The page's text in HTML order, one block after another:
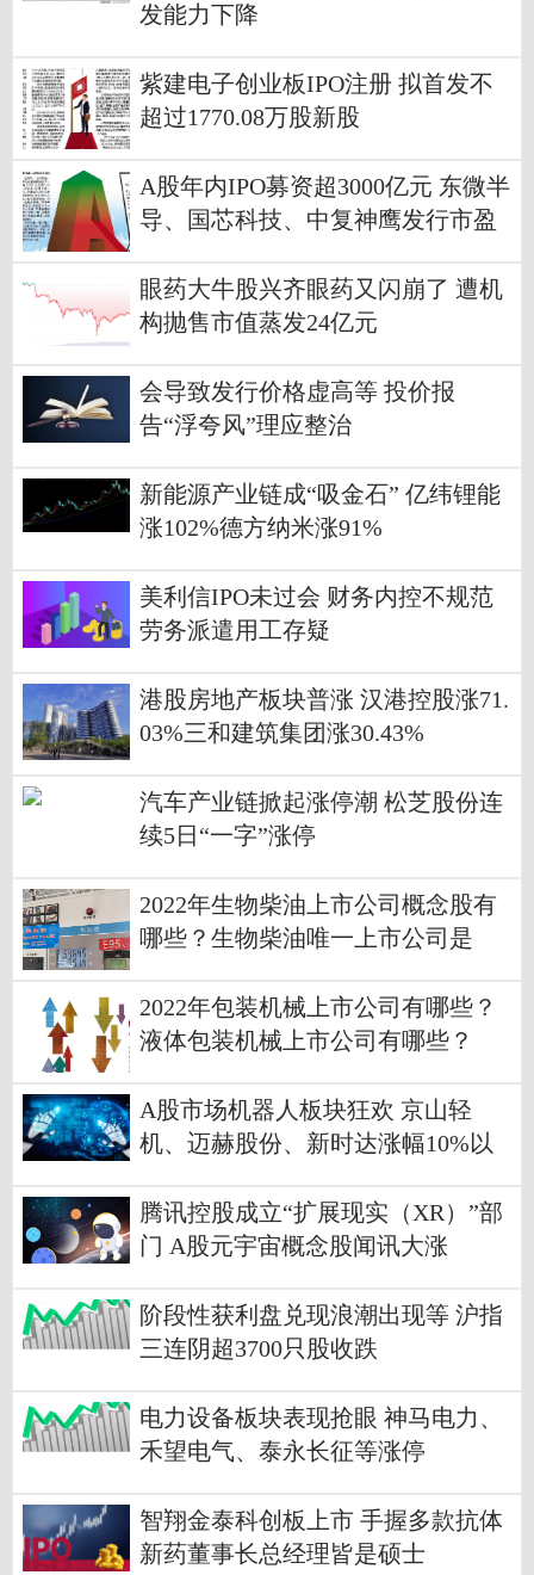
发能力下降
紫建电子创业板IPO注册 拟首发不
超过1770.08万股新股
A股年内IPO募资超3000亿元 东微半
导、国芯科技、中复神鹰发行市盈
眼药大牛股兴齐眼药又闪崩了 遭机
构抛售市值蒸发24亿元
会导致发行价格虚高等 投价报
告“浮夸风”理应整治
新能源产业链成“吸金石” 亿纬锂能
涨102%德方纳米涨91%
美利信IPO未过会 财务内控不规范
劳务派遣用工存疑
港股房地产板块普涨 汉港控股涨71.
03%三和建筑集团涨30.43%
汽车产业链掀起涨停潮 松芝股份连
续5日“一字”涨停
2022年生物柴油上市公司概念股有
哪些？生物柴油唯一上市公司是
2022年包装机械上市公司有哪些？
液体包装机械上市公司有哪些？
A股市场机器人板块狂欢 京山轻
机、迈赫股份、新时达涨幅10%以
腾讯控股成立“扩展现实（XR）”部
门 A股元宇宙概念股闻讯大涨
阶段性获利盘兑现浪潮出现等 沪指
三连阴超3700只股收跌
电力设备板块表现抢眼 神马电力、
禾望电气、泰永长征等涨停
智翔金泰科创板上市 手握多款抗体
新药董事长总经理皆是硕士